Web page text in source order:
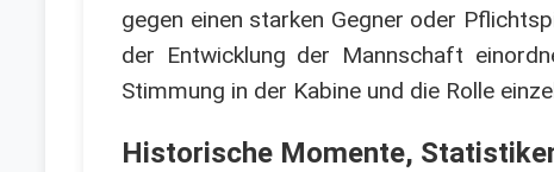
gegen einen starken Gegner oder
der Entwicklung der Mannschaft
Stimmung in der Kabine und die Rolle
Historische Momente,